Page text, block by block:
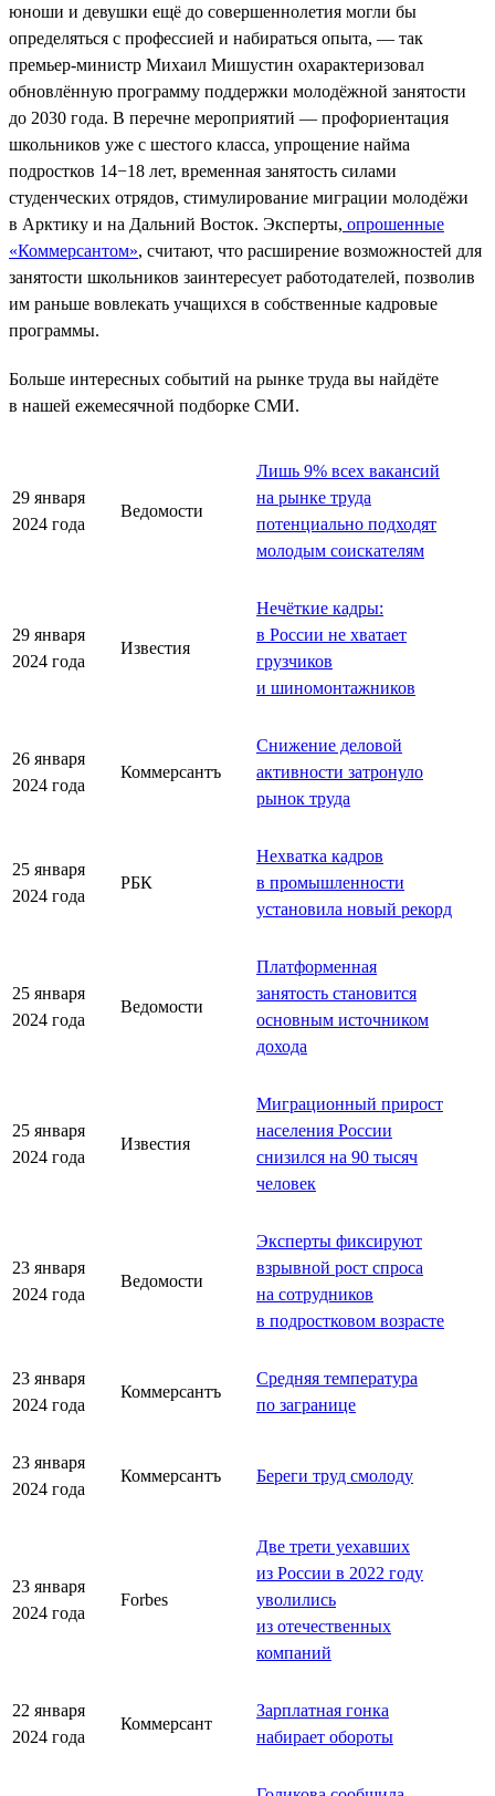
юноши и девушки ещё до совершеннолетия могли бы
определяться с профессией и набираться опыта, — так
премьер-министр Михаил Мишустин охарактеризовал
обновлённую программу поддержки молодёжной занятости
до 2030 года. В перечне мероприятий — профориентация
школьников уже с шестого класса, упрощение найма
подростков 14−18 лет, временная занятость силами
студенческих отрядов, стимулирование миграции молодёжи
в Арктику и на Дальний Восток. Эксперты, опрошенные
«Коммерсантом», считают, что расширение возможностей для
занятости школьников заинтересует работодателей, позволив
им раньше вовлекать учащихся в собственные кадровые
программы.
Больше интересных событий на рынке труда вы найдёте
в нашей ежемесячной подборке СМИ.
29 января
2024 года
Ведомости
Лишь 9% всех вакансий
на рынке труда
потенциально подходят
молодым соискателям
29 января
2024 года
Известия
Нечёткие кадры:
в России не хватает
грузчиков
и шиномонтажников
26 января
2024 года
Коммерсантъ
Снижение деловой
активности затронуло
рынок труда
25 января
2024 года
РБК
Нехватка кадров
в промышленности
установила новый рекорд
25 января
2024 года
Ведомости
Платформенная
занятость становится
основным источником
дохода
25 января
2024 года
Известия
Миграционный прирост
населения России
снизился на 90 тыcяч
человек
23 января
2024 года
Ведомости
Эксперты фиксируют
взрывной рост спроса
на сотрудников
в подростковом возрасте
23 января
2024 года
Коммерсантъ
Средняя температура
по загранице
23 января
2024 года
Коммерсантъ Береги труд смолоду
23 января
2024 года
Forbes
Две трети уехавших
из России в 2022 году
уволились
из отечественных
компаний
22 января
2024 года
Коммерсант
Зарплатная гонка
набирает обороты